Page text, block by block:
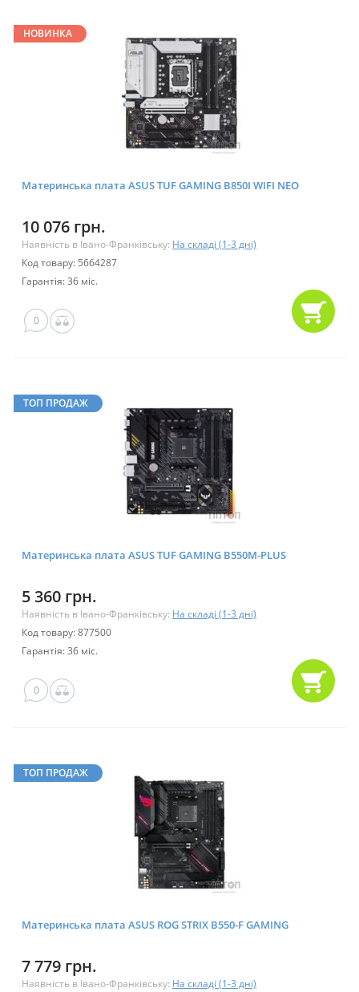
НОВИНКА
Материнська плата ASUS TUF GAMING B850I WIFI NEO
10 076 грн.
Наявність в Івано-Франківську: На складі (1-3 дні)
Код товару: 5664287
Гарантія: 36 міс.
0
ТОП ПРОДАЖ
Материнська плата ASUS TUF GAMING B550M-PLUS
5 360 грн.
Наявність в Івано-Франківську: На складі (1-3 дні)
Код товару: 877500
Гарантія: 36 міс.
0
ТОП ПРОДАЖ
Материнська плата ASUS ROG STRIX B550-F GAMING
7 779 грн.
Наявність в Івано-Франківську: На складі (1-3 дні)